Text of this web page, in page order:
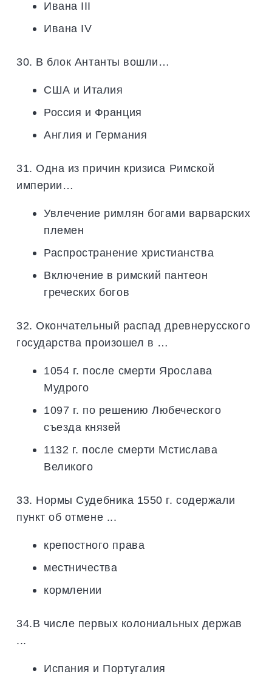
Ивана III
Ивана IV
30. В блок Антанты вошли…
США и Италия
Россия и Франция
Англия и Германия
31. Одна из причин кризиса Римской
империи…
Увлечение римлян богами варварских
племен
Распространение христианства
Включение в римский пантеон
греческих богов
32. Окончательный распад древнерусского
государства произошел в …
1054 г. после смерти Ярослава
Мудрого
1097 г. по решению Любеческого
съезда князей
1132 г. после смерти Мстислава
Великого
33. Нормы Судебника 1550 г. содержали
пункт об отмене ...
крепостного права
местничества
кормлении
34.В числе первых колониальных держав
...
Испания и Португалия